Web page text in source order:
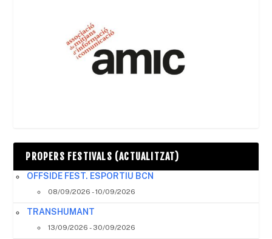
PROPERS FESTIVALS (ACTUALITZAT)
OFFSIDE FEST. ESPORTIU BCN
08/09/2026 - 10/09/2026
TRANSHUMANT
13/09/2026 - 30/09/2026